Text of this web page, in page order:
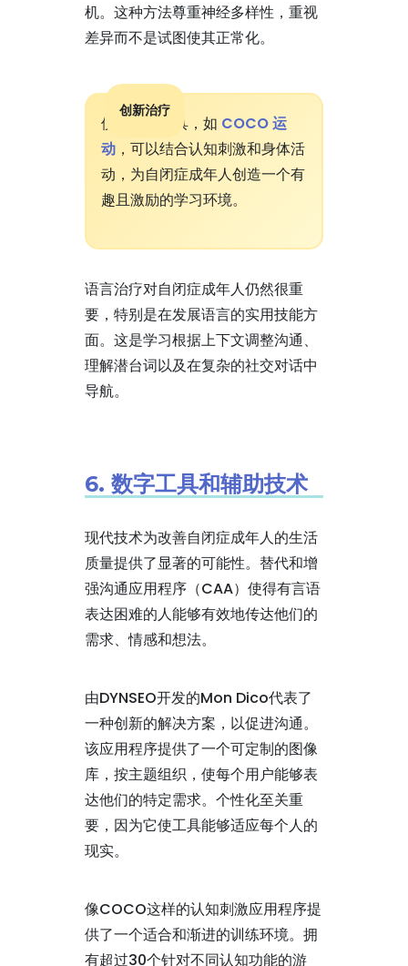
机。这种方法尊重神经多样性，重视
差异而不是试图使其正常化。
创新治疗
使用数字工具，如 COCO 运
动，可以结合认知刺激和身体活
动，为自闭症成年人创造一个有
趣且激励的学习环境。
语言治疗对自闭症成年人仍然很重
要，特别是在发展语言的实用技能方
面。这是学习根据上下文调整沟通、
理解潜台词以及在复杂的社交对话中
导航。
6. 数字工具和辅助技术
现代技术为改善自闭症成年人的生活
质量提供了显著的可能性。替代和增
强沟通应用程序（CAA）使得有言语
表达困难的人能够有效地传达他们的
需求、情感和想法。
由DYNSEO开发的Mon Dico代表了
一种创新的解决方案，以促进沟通。
该应用程序提供了一个可定制的图像
库，按主题组织，使每个用户能够表
达他们的特定需求。个性化至关重
要，因为它使工具能够适应每个人的
现实。
像COCO这样的认知刺激应用程序提
供了一个适合和渐进的训练环境。拥
有超过30个针对不同认知功能的游